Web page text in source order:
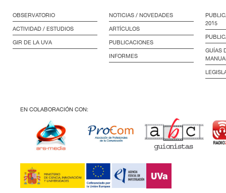
OBSERVATORIO
ACTIVIDAD / ESTUDIOS
GIR DE LA UVA
NOTICIAS / NOVEDADES
ARTÍCULOS
PUBLICACIONES
INFORMES
2015
GUÍAS
EN COLABORACIÓN CON: